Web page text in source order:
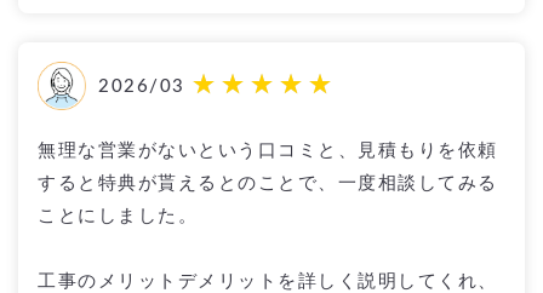
2026/03
無理な営業がないという口コミと、見積もりを依頼
すると特典が貰えるとのことで、一度相談してみる
ことにしました。
工事のメリットデメリットを詳しく説明してくれ、